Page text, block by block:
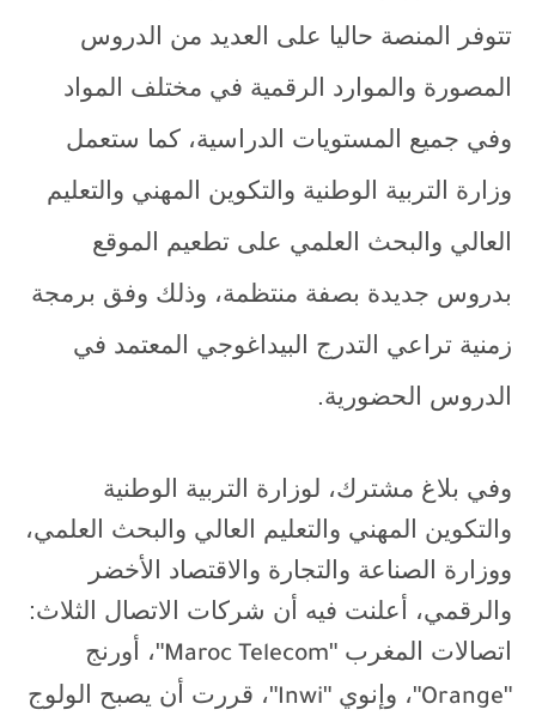
تتوفر المنصة حاليا على العديد من الدروس
المصورة والموارد الرقمية في مختلف المواد
وفي جميع المستويات الدراسية، كما ستعمل
وزارة التربية الوطنية والتكوين المهني والتعليم
العالي والبحث العلمي على تطعيم الموقع
بدروس جديدة بصفة منتظمة، وذلك وفق برمجة
زمنية تراعي التدرج البيداغوجي المعتمد في
الدروس الحضورية.
وفي بلاغ مشترك، لوزارة التربية الوطنية
والتكوين المهني والتعليم العالي والبحث العلمي،
ووزارة الصناعة والتجارة والاقتصاد الأخضر
والرقمي، أعلنت فيه أن شركات الاتصال الثلاث:
اتصالات المغرب "Maroc Telecom"، أورنج
"
Orange"، وإنوي "Inwi"، قررت أن يصبح الولوج